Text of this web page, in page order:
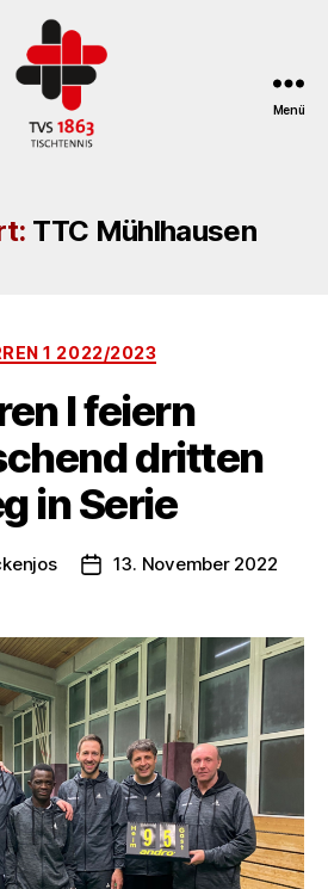
Tischtennisabteilung
Menü
TTC Mühlhausen
Kategorien
1 2022/2023
I feiern
dritten
in Serie
Veröffentlichungsdatum
13. November 2022